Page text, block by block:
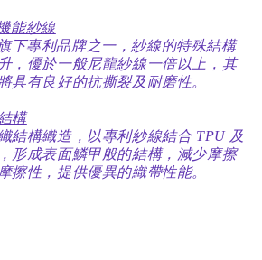
能紗線
下專利品牌之一，紗線的特殊結構
，優於一般尼龍紗線一倍以上，其
具有良好的抗撕裂及耐磨性。
構
結構織造，以專利紗線結合 TPU 及
形成表面鱗甲般的結構，減少摩擦
擦性，提供優異的織帶性能。